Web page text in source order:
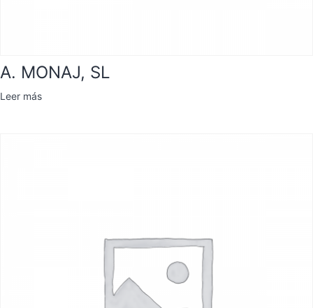
A. MONAJ, SL
Leer más